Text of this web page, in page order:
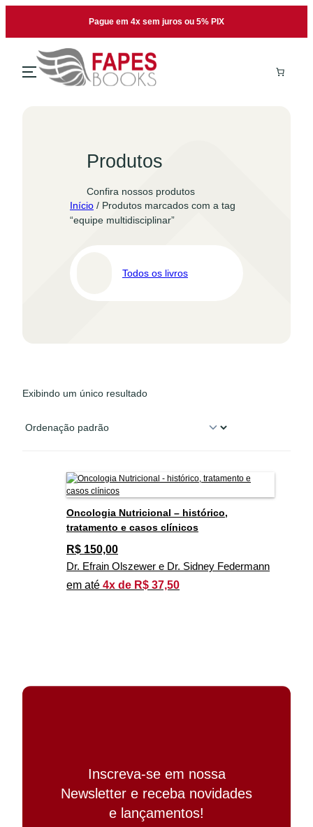
o
conteúdo
Pague em 4x sem juros ou 5% PIX
Produtos
Confira nossos produtos
Início / Produtos marcados com a tag
“equipe multidisciplinar”
Todos os livros
Exibindo um único resultado
Oncologia Nutricional – histórico,
tratamento e casos clínicos
R$ 150,00
Dr. Efrain Olszewer e Dr. Sidney Federmann
em até 4x de R$ 37,50
Inscreva-se em nossa
Newsletter e receba novidades
e lançamentos!